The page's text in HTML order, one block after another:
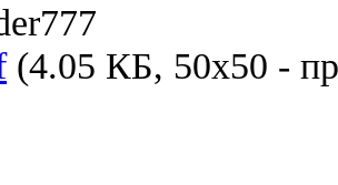
(4.05 КБ, 50x50 -